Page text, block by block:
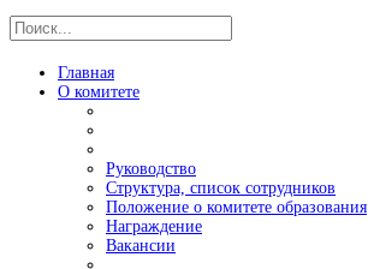
Главная
О комитете
Руководство
Структура, список сотрудников
Положение о комитете образования
Награждение
Вакансии